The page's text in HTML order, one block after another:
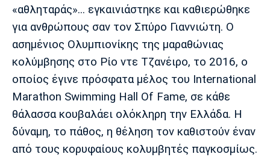
«αθληταράς»... εγκαινιάστηκε και καθιερώθηκε
για ανθρώπους σαν τον Σπύρο Γιαννιώτη. Ο
ασημένιος Ολυμπιονίκης της μαραθώνιας
κολύμβησης στο Ρίο ντε Τζανέιρο, το 2016, ο
οποίος έγινε πρόσφατα μέλος του International
Marathon Swimming Hall Of Fame, σε κάθε
θάλασσα κουβαλάει ολόκληρη την Ελλάδα. Η
δύναμη, το πάθος, η θέληση τον καθιστούν έναν
από τους κορυφαίους κολυμβητές παγκοσμίως.